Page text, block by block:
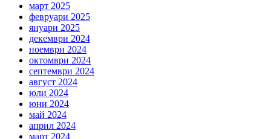
март 2025
февруари 2025
януари 2025
декември 2024
ноември 2024
октомври 2024
септември 2024
август 2024
юли 2024
юни 2024
май 2024
април 2024
март 2024